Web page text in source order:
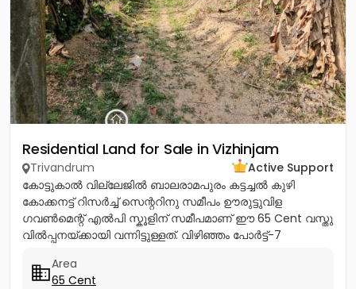
Residential Land for Sale in Vizhinjam
Trivandrum
Active Support
കോട്ടുകാൽ വില്ലേജിൽ ബാലരാമപുരം കട്ടച്ചൽ കുഴി
കോക്കനട്ട് റിസർച്ച് സെന്ററിനു സമീപം ഊരുട്ടുവിള
ഗവൺമെന്റ് എൽപി സ്കൂളിന് സമീപമാണ് ഈ 65 Cent വസ്തു
വിൽപ്പനയ്ക്കായി വന്നിട്ടുള്ളത്. വിഴിഞ്ഞം പോർട്ട്-7
Area
65 Cent